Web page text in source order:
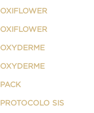
OXIFLOWER
OXIFLOWER
OXYDERME
OXYDERME
PACK
PROTOCOLO SIS